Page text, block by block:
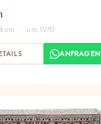
cm · um 1970
ANFRAGEN